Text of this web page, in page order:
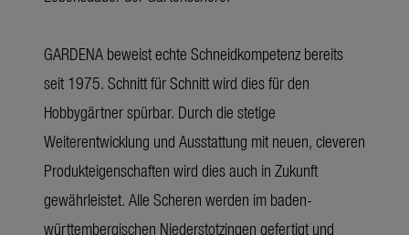
GARDENA beweist echte Schneidkompetenz bereits
seit 1975. Schnitt für Schnitt wird dies für den
Hobbygärtner spürbar. Durch die stetige
Weiterentwicklung und Ausstattung mit neuen, cleveren
Produkteigenschaften wird dies auch in Zukunft
gewährleistet. Alle Scheren werden im baden-
württembergischen Niederstotzingen gefertigt und